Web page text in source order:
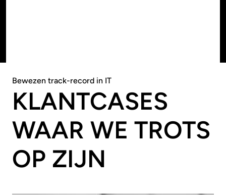
Bewezen track-record in IT
KLANTCASES
WAAR WE TROTS
OP ZIJN